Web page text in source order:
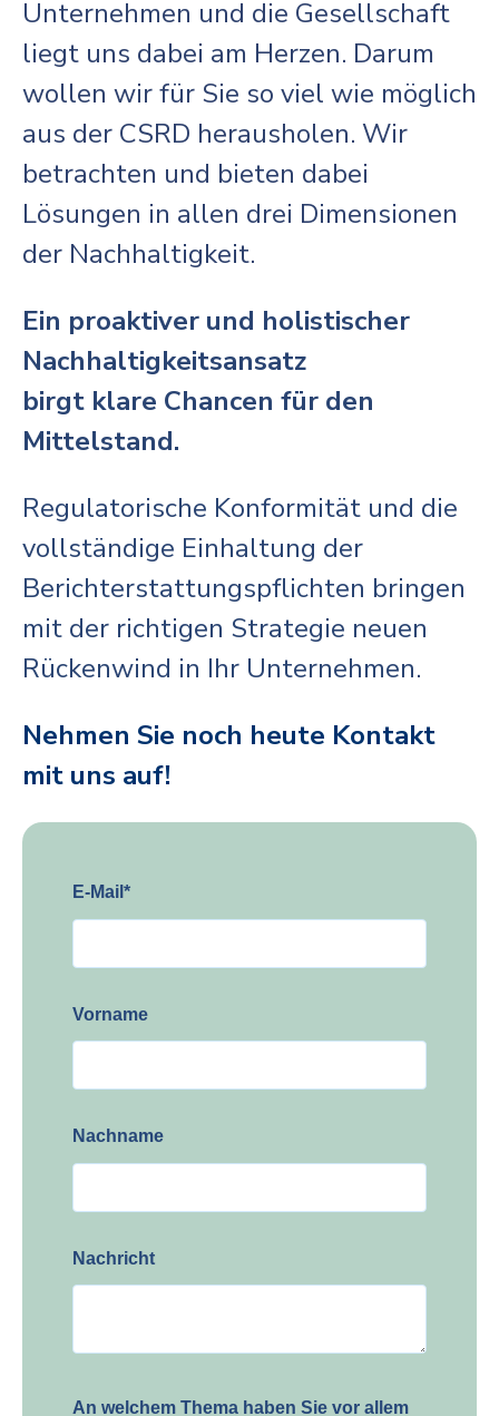
Unternehmen und die Gesellschaft
liegt uns dabei am Herzen. Darum
wollen wir für Sie so viel wie möglich
aus der CSRD herausholen. Wir
betrachten und bieten dabei
Lösungen in allen drei Dimensionen
der Nachhaltigkeit.
Ein proaktiver und holistischer
Nachhaltigkeitsansatz
birgt klare Chancen für den
Mittelstand.
Regulatorische Konformität und die
vollständige Einhaltung der
Berichterstattungspflichten bringen
mit der richtigen Strategie neuen
Rückenwind in Ihr Unternehmen.
Nehmen Sie noch heute Kontakt
mit uns auf!
E-Mail *
Vorname
Nachname
Nachricht
An welchem Thema haben Sie vor allem